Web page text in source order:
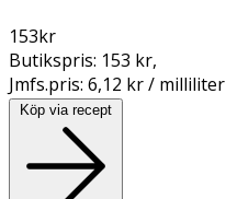
153kr
Butikspris: 153 kr,
Jmfs.pris: 6,12 kr / milliliter
Köp via recept